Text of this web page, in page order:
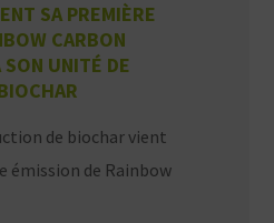
SA PREMIÈRE
CARBON
SON UNITÉ DE
de biochar vient
émission de Rainbow